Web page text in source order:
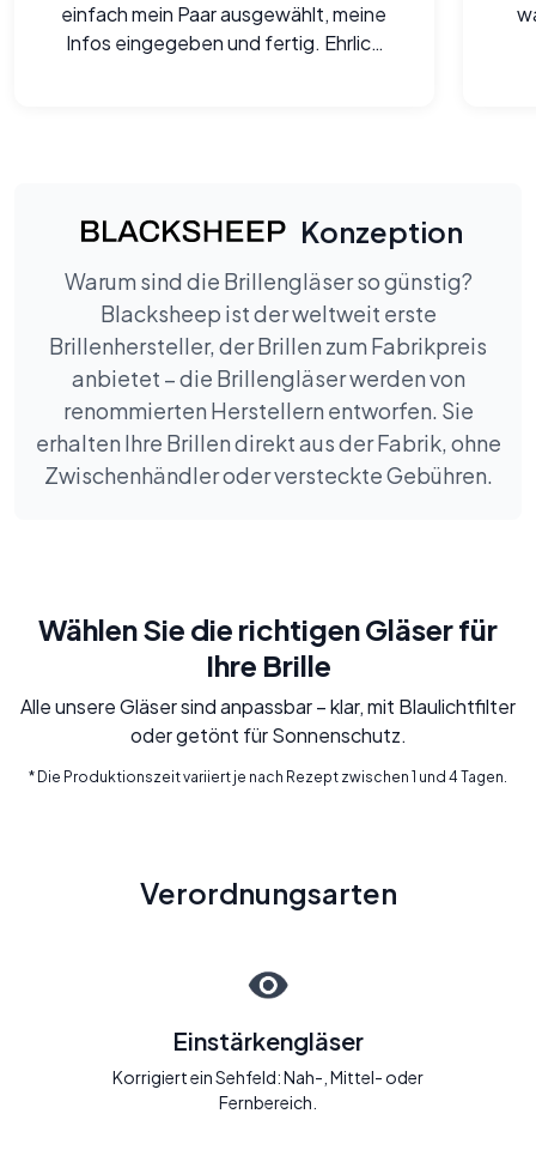
einfach mein Paar ausgewählt, meine
Infos eingegeben und fertig. Ehrlich
Konzeption
Warum sind die Brillengläser so günstig?
Blacksheep ist der weltweit erste
Brillenhersteller, der Brillen zum Fabrikpreis
anbietet – die Brillengläser werden von
renommierten Herstellern entworfen. Sie
erhalten Ihre Brillen direkt aus der Fabrik, ohne
Zwischenhändler oder versteckte Gebühren.
Wählen Sie die richtigen Gläser für
Ihre Brille
Alle unsere Gläser sind anpassbar – klar, mit Blaulichtfilter
oder getönt für Sonnenschutz.
* Die Produktionszeit variiert je nach Rezept zwischen 1 und 4 Tagen.
Verordnungsarten
Einstärkengläser
Korrigiert ein Sehfeld: Nah-, Mittel- oder
Fernbereich.